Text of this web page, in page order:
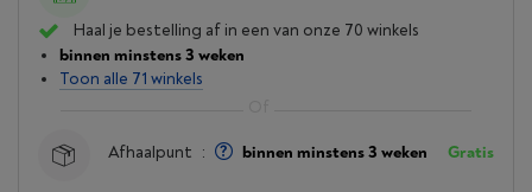
Haal je bestelling af in een van onze 70 winkels
binnen minstens 3 weken
Toon alle 71 winkels
Afhaalpunt : binnen minstens 3 weken Gratis